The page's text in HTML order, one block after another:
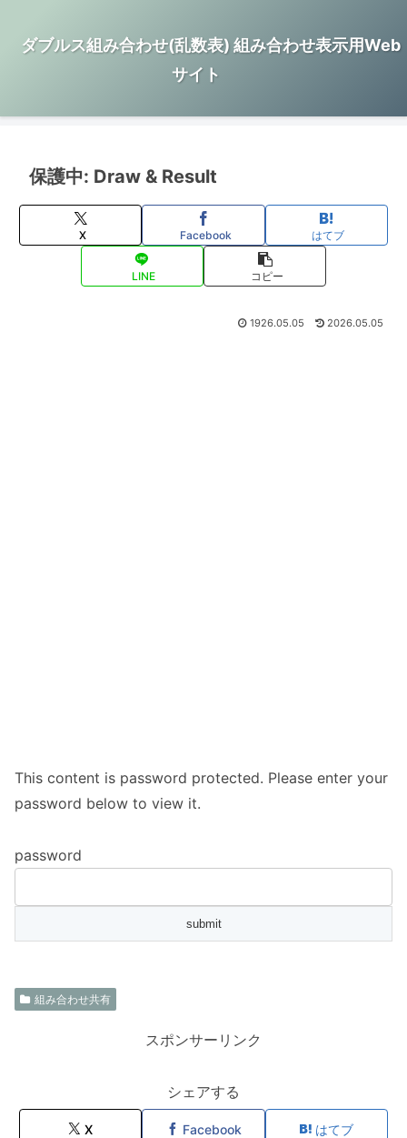
ダブルス組み合わせ(乱数表) 組み合わせ表示用Web
サイト
保護中: Draw & Result
X Facebook はてブ
LINE コピー
1926.05.05 2026.05.05
This content is password protected. Please enter your
password below to view it.
password
組み合わせ共有
スポンサーリンク
シェアする
X Facebook はてブ